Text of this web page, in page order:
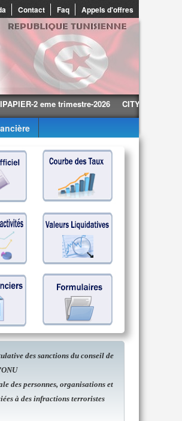
Contact Faq Appels d'offres
2 eme trimestre-2026 CITY CARS-2 eme
des sanctions du conseil de
des personnes, organisations et
à des infractions terroristes